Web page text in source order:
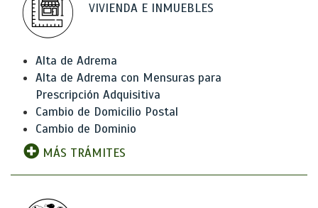
VIVIENDA E INMUEBLES
Alta de Adrema
Alta de Adrema con Mensuras para
Prescripción Adquisitiva
Cambio de Domicilio Postal
Cambio de Dominio
MÁS TRÁMITES